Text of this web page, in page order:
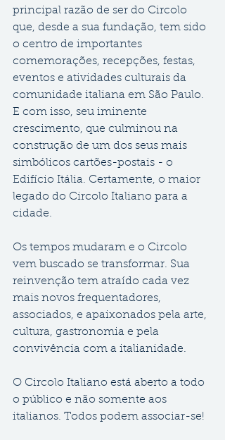
principal razão de ser do Circolo
que, desde a sua fundação, tem sido
o centro de importantes
comemorações, recepções, festas,
eventos e atividades culturais da
comunidade italiana em São Paulo.
E com isso, seu iminente
crescimento, que culminou na
construção de um dos seus mais
simbólicos cartões-postais - o
Edifício Itália. Certamente, o maior
legado do Circolo Italiano para a
cidade.
Os tempos mudaram e o Circolo
vem buscado se transformar. Sua
reinvenção tem atraído cada vez
mais novos frequentadores,
associados, e apaixonados pela arte,
cultura, gastronomia e pela
convivência com a italianidade.
O Circolo Italiano está aberto a todo
o público e não somente aos
italianos. Todos podem associar-se!